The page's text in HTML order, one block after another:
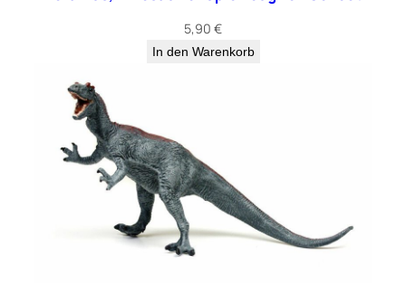
5,90 €
In den Warenkorb